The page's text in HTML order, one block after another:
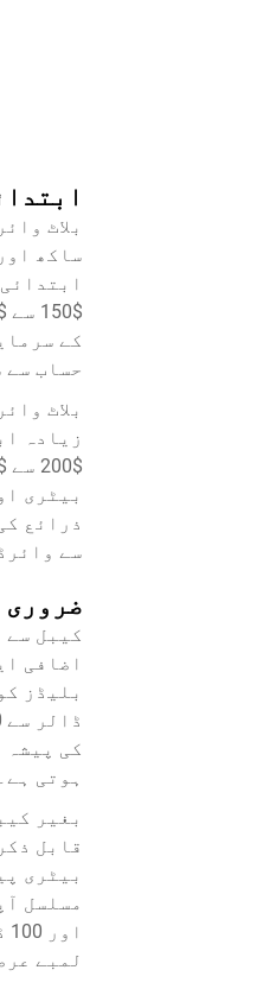
بلاٹ
ساکھ
کے
حساب سے
بلاٹ
زیادہ
بیٹری
ذرائع
سے وائرڈ متبادل سے
کیبل سے
ہوتی ہے۔
بغیر
قابل
لمبے